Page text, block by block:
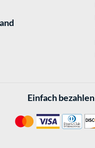
Einfach bezahlen